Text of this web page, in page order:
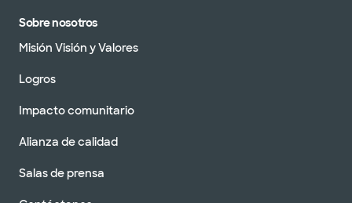
Sobre nosotros
Misión Visión y Valores
Logros
Impacto comunitario
Alianza de calidad
Salas de prensa